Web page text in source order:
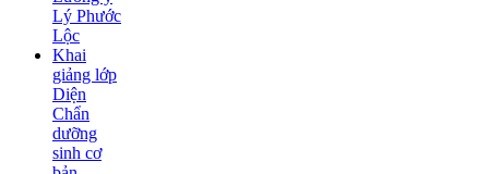
Lý Phước
Lộc
Khai
giảng lớp
Diện
Chẩn
dưỡng
sinh cơ